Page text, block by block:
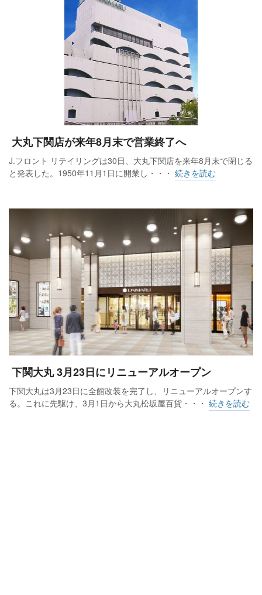
大丸下関店が来年8月末で営業終了へ
J.フロント リテイリングは30日、大丸下関店を来年8月末で閉じる
と発表した。1950年11月1日に開業し・・・ 続きを読む
下関⼤丸 3⽉23⽇にリニューアルオープン
下関⼤丸は3⽉23⽇に全館改装を完了し、リニューアルオープンす
る。これに先駆け、3⽉1⽇から⼤丸松坂屋百貨・・・ 続きを読む